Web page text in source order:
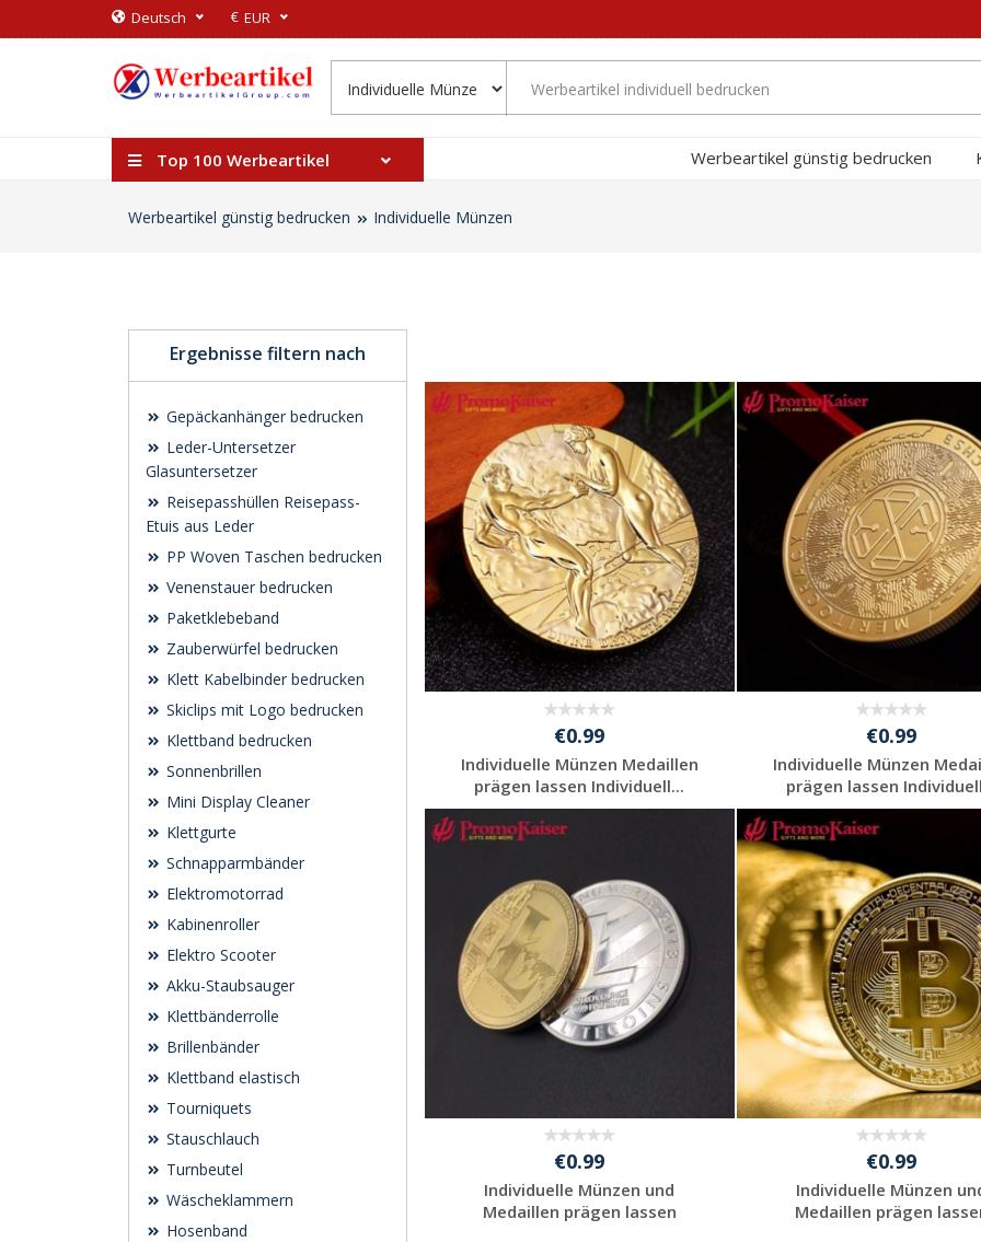
Deutsch € EUR
Top 100 Werbeartikel Werbeartikel günstig bedrucken
Werbeartikel günstig bedrucken Individuelle Münzen
Ergebnisse filtern nach
Gepäckanhänger bedrucken
Leder-Untersetzer
Glasuntersetzer
Reisepasshüllen Reisepass-
Etuis aus Leder
PP Woven Taschen bedrucken
Venenstauer bedrucken
Paketklebeband
Zauberwürfel bedrucken
Klett Kabelbinder bedrucken
Skiclips mit Logo bedrucken
Klettband bedrucken
Sonnenbrillen
Mini Display Cleaner
Klettgurte
Schnapparmbänder
Elektromotorrad
Kabinenroller
Elektro Scooter
Akku-Staubsauger
Klettbänderrolle
Brillenbänder
Klettband elastisch
Tourniquets
Stauschlauch
Turnbeutel
Wäscheklammern
Hosenband
€0.99
Individuelle Münzen Medaillen
prägen lassen Individuell...
Individuelle
€0.99
Individuelle Münzen
prägen lassen
Individuelle
anfragen
€0.99
Individuelle Münzen und
Medaillen prägen lassen
€0.99
Individuelle Münzen
Medaillen prägen